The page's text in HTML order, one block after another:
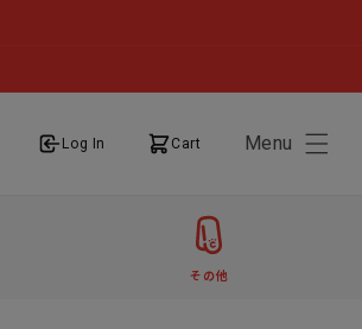
Log In
ログイン Cart
カート Menu
その他